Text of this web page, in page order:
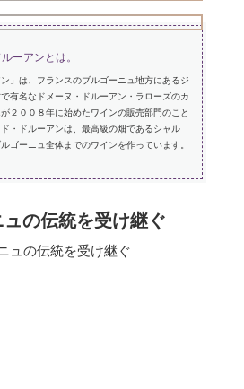
ーアンとは。
」は、フランスのブルゴーニュ地方にあるジ
有名なドメーヌ・ドルーアン・ラローズのカ
２００８年に始めたワインの販売部門のこと
・ドルーアンは、最高級の畑であるシャル
ゴーニュ全体までのワインを作っています。
の伝統を受け継ぐ